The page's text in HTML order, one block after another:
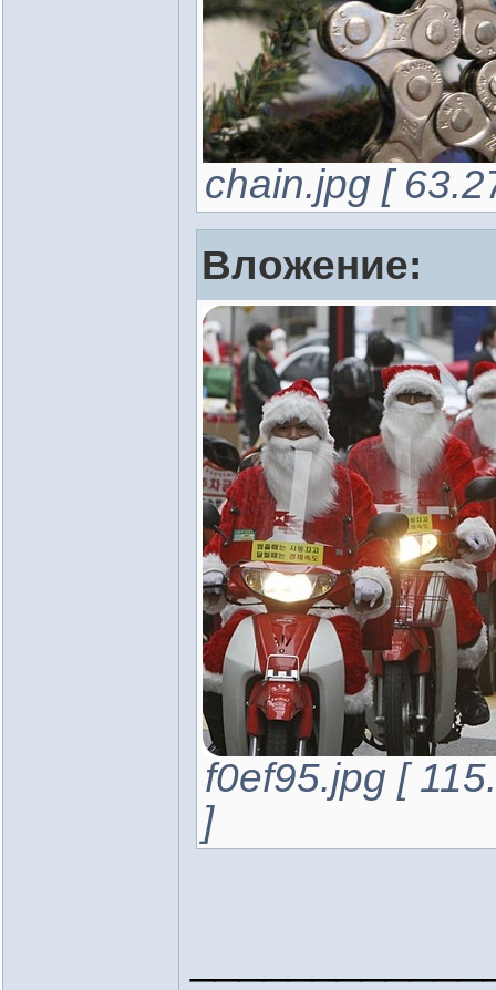
chain.jpg [
Вложение:
f0ef95.jpg [
]